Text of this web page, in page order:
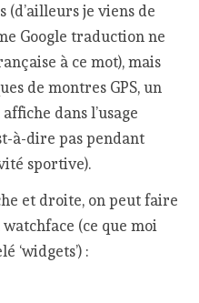
(d’ailleurs je viens de
Google traduction ne
à ce mot), mais
de montres GPS, un
dans l’usage
à-dire pas pendant
sportive).
et droite, on peut faire
(ce que moi
‘widgets’) :